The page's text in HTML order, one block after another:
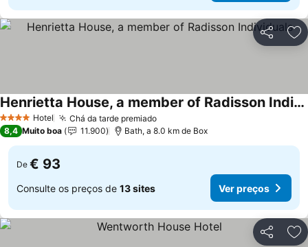
Partilhar
4 EstrelasHotel Chá da tarde premiado
Henrietta House, a member of Radisson Individuals
8,4 Muito boa 11.900 Bath, a 8.0 km de Box
De € 93
Consulte os preços de 13 sites Ver preços
Partilhar